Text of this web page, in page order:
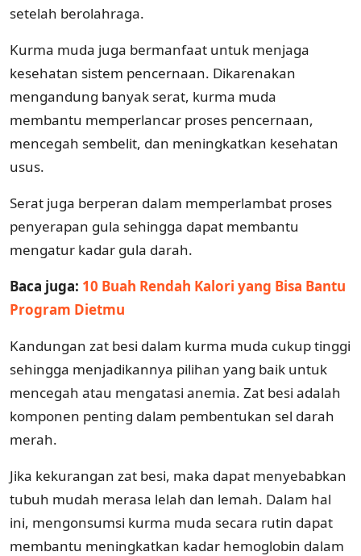
setelah berolahraga.
Kurma muda juga bermanfaat untuk menjaga
kesehatan sistem pencernaan. Dikarenakan
mengandung banyak serat, kurma muda
membantu memperlancar proses pencernaan,
mencegah sembelit, dan meningkatkan kesehatan
usus.
Serat juga berperan dalam memperlambat proses
penyerapan gula sehingga dapat membantu
mengatur kadar gula darah.
Baca juga: 10 Buah Rendah Kalori yang Bisa Bantu
Program Dietmu
Kandungan zat besi dalam kurma muda cukup tinggi
sehingga menjadikannya pilihan yang baik untuk
mencegah atau mengatasi anemia. Zat besi adalah
komponen penting dalam pembentukan sel darah
merah.
Jika kekurangan zat besi, maka dapat menyebabkan
tubuh mudah merasa lelah dan lemah. Dalam hal
ini, mengonsumsi kurma muda secara rutin dapat
membantu meningkatkan kadar hemoglobin dalam